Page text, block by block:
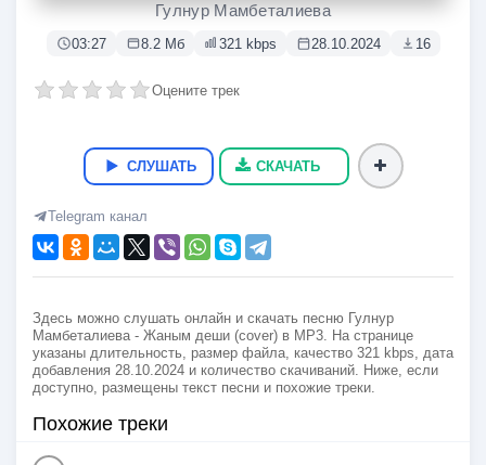
Гулнур Мамбеталиева
03:27 8.2 Мб 321 kbps 28.10.2024 16
Оцените трек
СЛУШАТЬ СКАЧАТЬ
Telegram канал
Здесь можно слушать онлайн и скачать песню Гулнур
Мамбеталиева - Жаным деши (cover) в MP3. На странице
указаны длительность, размер файла, качество 321 kbps, дата
добавления 28.10.2024 и количество скачиваний. Ниже, если
доступно, размещены текст песни и похожие треки.
Похожие треки